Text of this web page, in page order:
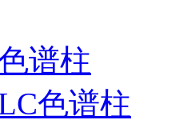
谱柱
色谱柱